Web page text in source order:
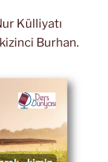
Külliyatı
Burhan.